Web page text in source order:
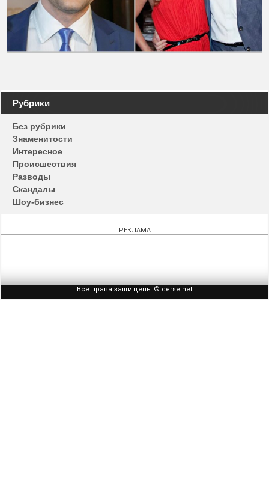
Навигация
по
записям
Рубрики
Без рубрики
Знаменитости
Интересное
Происшествия
Разводы
Скандалы
Шоу-бизнес
РЕКЛАМА
Все права защищены © cerse.net